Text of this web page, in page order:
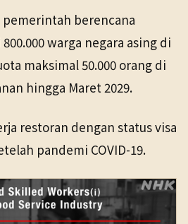
berencana
warga negara asing di
maksimal 50.000 orang di
hingga Maret 2029.
restoran dengan status visa
pandemi COVID-19.